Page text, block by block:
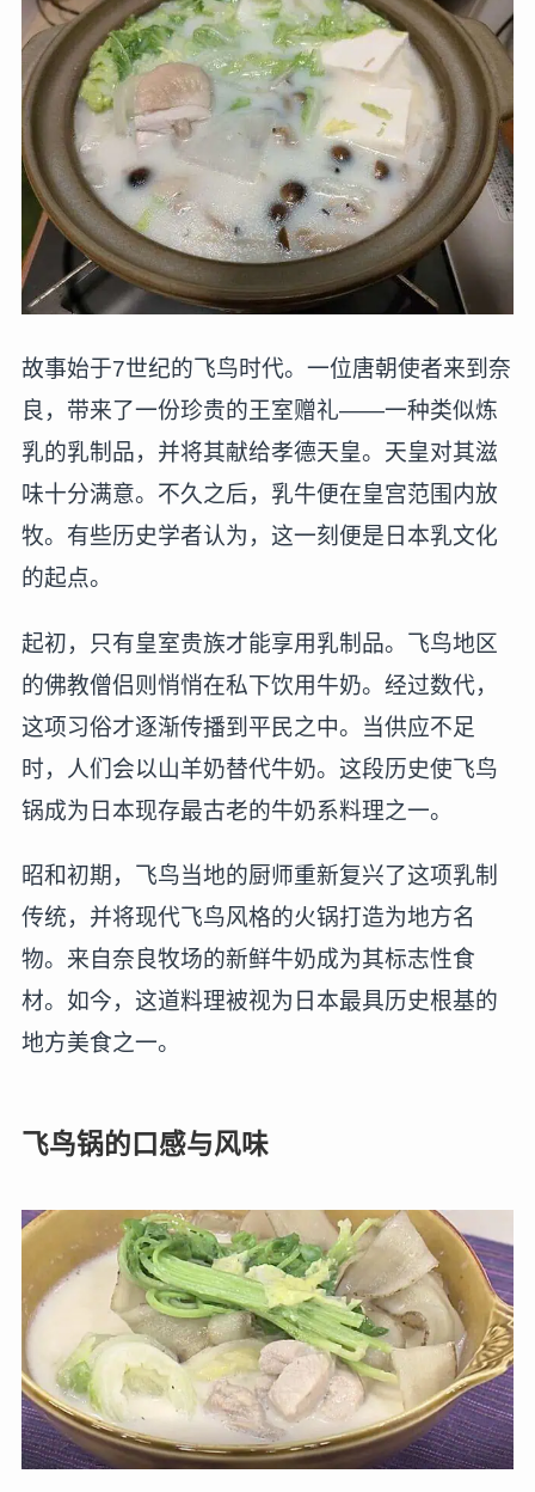
故事始于7世纪的飞鸟时代。一位唐朝使者来到奈
良，带来了一份珍贵的王室赠礼——一种类似炼
乳的乳制品，并将其献给孝德天皇。天皇对其滋
味十分满意。不久之后，乳牛便在皇宫范围内放
牧。有些历史学者认为，这一刻便是日本乳文化
的起点。
起初，只有皇室贵族才能享用乳制品。飞鸟地区
的佛教僧侣则悄悄在私下饮用牛奶。经过数代，
这项习俗才逐渐传播到平民之中。当供应不足
时，人们会以山羊奶替代牛奶。这段历史使飞鸟
锅成为日本现存最古老的牛奶系料理之一。
昭和初期，飞鸟当地的厨师重新复兴了这项乳制
传统，并将现代飞鸟风格的火锅打造为地方名
物。来自奈良牧场的新鲜牛奶成为其标志性食
材。如今，这道料理被视为日本最具历史根基的
地方美食之一。
飞鸟锅的口感与风味